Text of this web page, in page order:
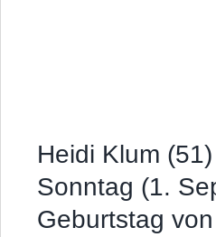
Heidi Klum
Sonntag (1.
Geburtstag